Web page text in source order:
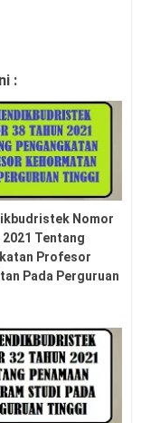
:
Nomor
2021 Tentang
Profesor
Pada Perguruan